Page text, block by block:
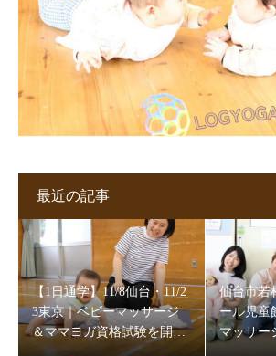
最近の記事
【1日通学】11/8仙台・11/2
3東京｜ベビーマッサージ
＆ママヨガ資格試験を開催
仙台市若
ール児童
マッサー